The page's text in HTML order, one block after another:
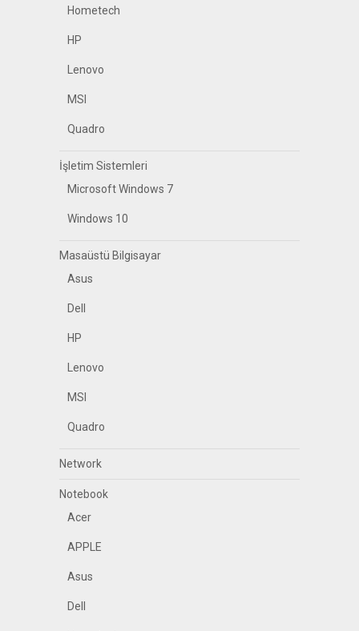
Hometech
HP
Lenovo
MSI
Quadro
İşletim Sistemleri
Microsoft Windows 7
Windows 10
Masaüstü Bilgisayar
Asus
Dell
HP
Lenovo
MSI
Quadro
Network
Notebook
Acer
APPLE
Asus
Dell